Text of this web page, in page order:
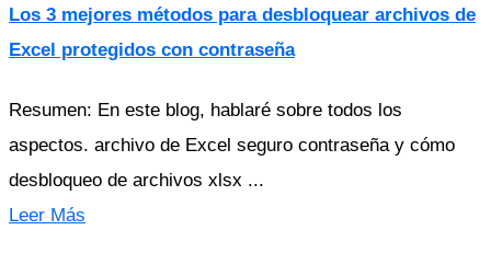
Los 3 mejores métodos para desbloquear archivos de
Excel protegidos con contraseña
Resumen: En este blog, hablaré sobre todos los
aspectos. archivo de Excel seguro contraseña y cómo
desbloqueo de archivos xlsx ...
Leer Más